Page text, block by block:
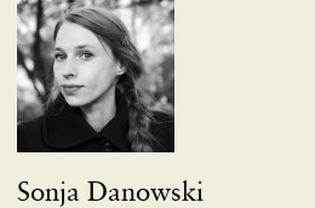
Sonja Danowski